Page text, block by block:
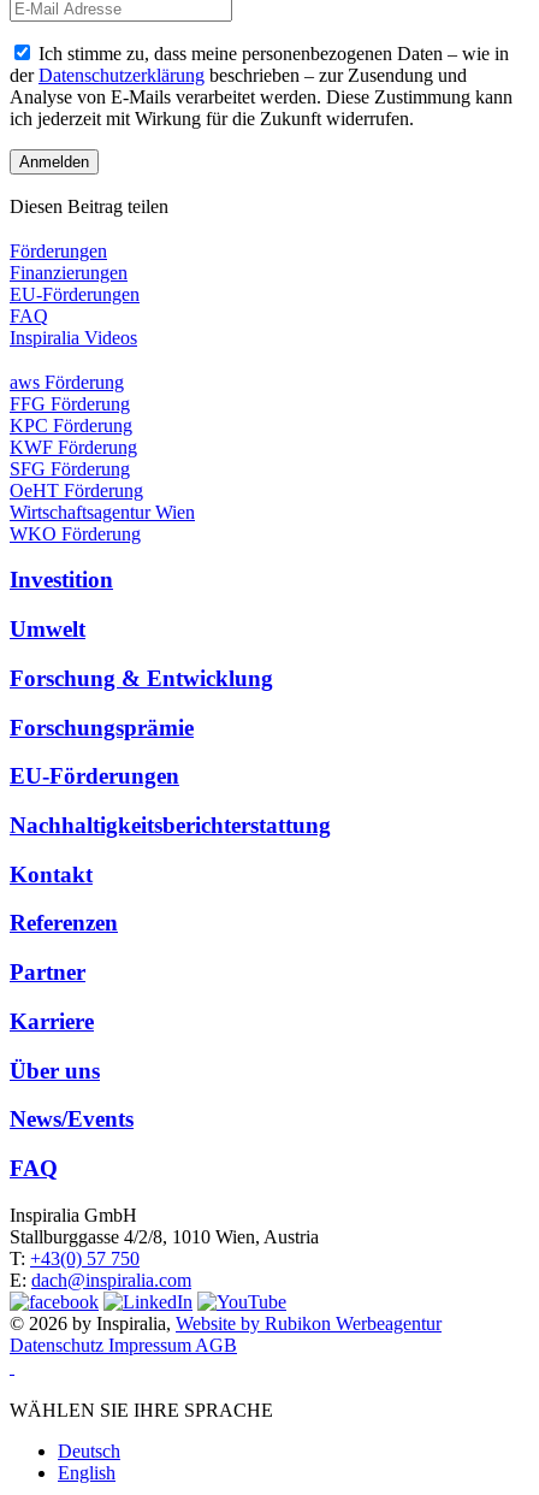
Ich stimme zu, dass meine personenbezogenen Daten – wie in
derDatenschutzerklärung beschrieben – zur Zusendung und
Analyse von E-Mails verarbeitet werden. Diese Zustimmung kann
ich jederzeit mit Wirkung für die Zukunft widerrufen.
Diesen Beitrag teilen
Förderungen
Finanzierungen
EU-Förderungen
FAQ
Inspiralia Videos
aws Förderung
FFG Förderung
KPC Förderung
KWF Förderung
SFG Förderung
OeHT Förderung
Wirtschaftsagentur Wien
WKO Förderung
Investition
Umwelt
Forschung & Entwicklung
Forschungsprämie
EU-Förderungen
Nachhaltigkeitsberichterstattung
Kontakt
Referenzen
Partner
Karriere
Über uns
News/Events
FAQ
Inspiralia GmbH
Stallburggasse 4/2/8, 1010 Wien, Austria
T: +43(0) 57 750
E: dach@inspiralia.com
© 2026 by Inspiralia, Website by Rubikon Werbeagentur
Datenschutz Impressum AGB
WÄHLEN SIE IHRE SPRACHE
Deutsch
English